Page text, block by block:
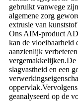
gebruikt vanwege
algemene zorg
extrusie van
Ons AIM-product
kan de vloeibaarheid
aanzienlijk
vergemakkelijken.De
slagvastheid en een
geanalyseerd op de